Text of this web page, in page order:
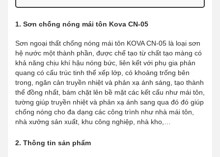
1. Sơn chống nóng mái tôn Kova CN-05
Sơn ngoại thất chống nóng mái tôn KOVA CN-05 là loại sơn
hệ nước một thành phần, được chế tạo từ chất tạo màng có
khả năng chịu khí hậu nóng bức, liên kết với phụ gia phản
quang có cấu trúc tinh thể xếp lớp, có khoảng trống bên
trong, ngăn cản truyền nhiệt và phản xạ ánh sáng, tạo thành
thể đồng nhất, bám chặt lên bề mặt các kết cấu như mái tôn,
tường giúp truyền nhiệt và phản xạ ánh sang qua đó đó giúp
chống nóng cho đa dạng các công trình như nhà mái tôn,
nhà xưởng sản xuất, khu công nghiệp, nhà kho,…
2. Thông tin sản phẩm